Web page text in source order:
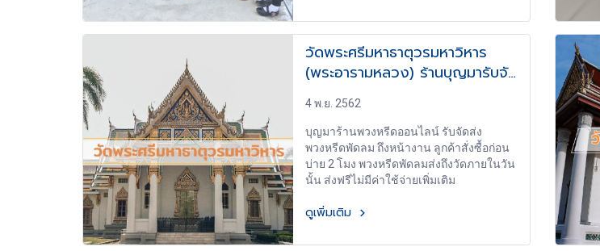
วัดพระศรีมหาธาตุวรมหาวิหาร
(พระอารามหลวง) ร้านบุญมารับจัด
ส่ง พวงหรีดพัดลมถึงหน้างาน
4 พ.ย. 2562
บุญมาร้านพวงหรีดออนไลน์ รับจัดส่ง
พวงหรีดพัดลม ถึงหน้างาน ลูกค้าสั่งซื้อก่อน
บ่าย 2 โมง พวงหรีดพัดลมส่งถึงวัดภายในวัน
นั้น ส่งฟรีไม่มีค่าใช้จ่ายเพิ่มเติม
ดูเพิ่มเติม